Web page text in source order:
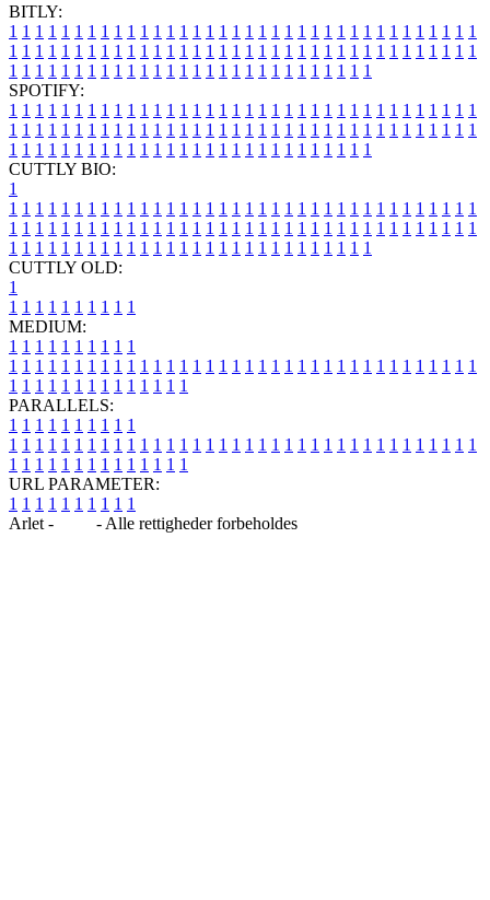
BITLY:
1 1 1 1 1 1 1 1 1 1 1 1 1 1 1 1 1 1 1 1 1 1 1 1 1 1 1 1 1 1 1 1 1 1 1 1
1 1 1 1 1 1 1 1 1 1 1 1 1 1 1 1 1 1 1 1 1 1 1 1 1 1 1 1 1 1 1 1 1 1 1 1
1 1 1 1 1 1 1 1 1 1 1 1 1 1 1 1 1 1 1 1 1 1 1 1 1 1 1 1
SPOTIFY:
1 1 1 1 1 1 1 1 1 1 1 1 1 1 1 1 1 1 1 1 1 1 1 1 1 1 1 1 1 1 1 1 1 1 1 1
1 1 1 1 1 1 1 1 1 1 1 1 1 1 1 1 1 1 1 1 1 1 1 1 1 1 1 1 1 1 1 1 1 1 1 1
1 1 1 1 1 1 1 1 1 1 1 1 1 1 1 1 1 1 1 1 1 1 1 1 1 1 1 1
CUTTLY BIO:
1
1 1 1 1 1 1 1 1 1 1 1 1 1 1 1 1 1 1 1 1 1 1 1 1 1 1 1 1 1 1 1 1 1 1 1 1
1 1 1 1 1 1 1 1 1 1 1 1 1 1 1 1 1 1 1 1 1 1 1 1 1 1 1 1 1 1 1 1 1 1 1 1
1 1 1 1 1 1 1 1 1 1 1 1 1 1 1 1 1 1 1 1 1 1 1 1 1 1 1 1
CUTTLY OLD:
1
1 1 1 1 1 1 1 1 1 1
MEDIUM:
1 1 1 1 1 1 1 1 1 1
1 1 1 1 1 1 1 1 1 1 1 1 1 1 1 1 1 1 1 1 1 1 1 1 1 1 1 1 1 1 1 1 1 1 1 1
1 1 1 1 1 1 1 1 1 1 1 1 1 1
PARALLELS:
1 1 1 1 1 1 1 1 1 1
1 1 1 1 1 1 1 1 1 1 1 1 1 1 1 1 1 1 1 1 1 1 1 1 1 1 1 1 1 1 1 1 1 1 1 1
1 1 1 1 1 1 1 1 1 1 1 1 1 1
URL PARAMETER:
1 1 1 1 1 1 1 1 1 1
Arlet -
- Alle rettigheder forbeholdes